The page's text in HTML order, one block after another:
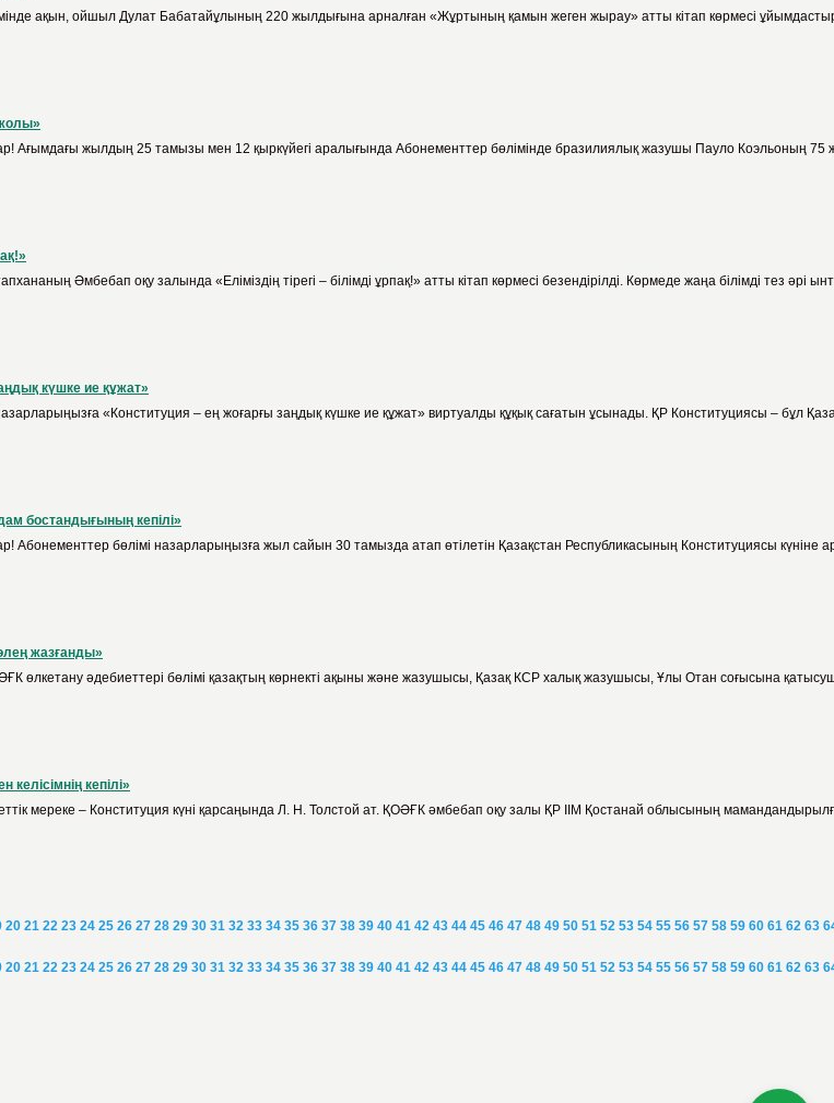
ақын, ойшыл Дулат Бабатайұлының 220 жылдығына арналған «Жұртының қамын жеген жырау» атты кітап көрмесі
Ағымдағы жылдың 25 тамызы мен 12 қыркүйегі аралығында Абонементтер бөлімінде бразилиялық жазушы Пауло Коэльоның
Әмбебап оқу залында «Еліміздің тірегі – білімді ұрпақ!» атты кітап көрмесі безендірілді. Көрмеде жаңа білімді тез
күшке ие құжат»
«Конституция – ең жоғарғы заңдық күшке ие құжат» виртуалды құқық сағатын ұсынады. ҚР Конституциясы – бұл
бостандығының кепілі»
Абонементтер бөлімі назарларыңызға жыл сайын 30 тамызда атап өтілетін Қазақстан Республикасының Конституциясы күніне
жазғанды»
өлкетану әдебиеттері бөлімі қазақтың көрнекті ақыны және жазушысы, Қазақ КСР халық жазушысы, Ұлы Отан соғысына
келісімнің кепілі»
мереке – Конституция күні қарсаңында Л. Н. Толстой ат. ҚОӘҒК әмбебап оқу залы ҚР ІІМ Қостанай облысының
20 21 22 23 24 25 26 27 28 29 30 31 32 33 34 35 36 37 38 39 40 41 42 43 44 45 46 47 48 49 50 51 52 53 54 55 56 57 58 59 60 61 62 63
20 21 22 23 24 25 26 27 28 29 30 31 32 33 34 35 36 37 38 39 40 41 42 43 44 45 46 47 48 49 50 51 52 53 54 55 56 57 58 59 60 61 62 63